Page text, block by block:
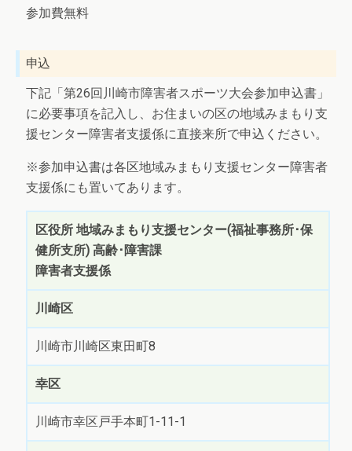
参加費無料
申込
下記「第26回川崎市障害者スポーツ大会参加申込書」
に必要事項を記入し、お住まいの区の地域みまもり支
援センター障害者支援係に直接来所で申込ください。
※参加申込書は各区地域みまもり支援センター障害者
支援係にも置いてあります。
区役所 地域みまもり支援センター(福祉事務所･保
健所支所) 高齢･障害課
障害者支援係
川崎区
川崎市川崎区東田町8
幸区
川崎市幸区戸手本町1-11-1